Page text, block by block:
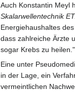
Auch Konstantin Meyl
Skalarwellentechnik
Energiehaushaltes
dass zahlreiche Ärzte
sogar Krebs zu heilen."
Eine unter
in der Lage, ein
vermeintlichen